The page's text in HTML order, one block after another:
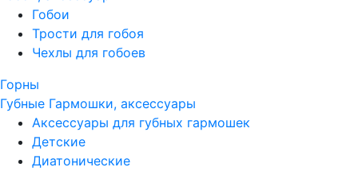
Гобои
Трости для гобоя
Чехлы для гобоев
Горны
Губные Гармошки, аксессуары
Аксессуары для губных гармошек
Детские
Диатонические